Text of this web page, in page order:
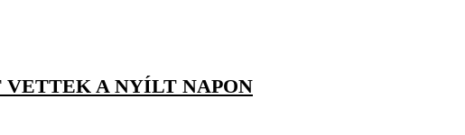
VETTEK A NYÍLT NAPON